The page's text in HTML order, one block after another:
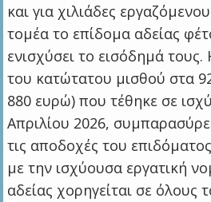
και για χιλιάδες
τομέα το επίδομα αδείας
ενισχύσει το εισόδημά
του κατώτατου μισθού στα
880 ευρώ) που τέθηκε σε
Απριλίου 2026,
τις αποδοχές του
με την ισχύουσα εργατική
αδείας χορηγείται σε όλους